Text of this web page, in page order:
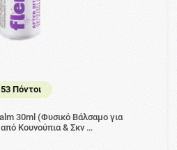
53 Πόντοι
30ml (Φυσικό Βάλσαμο για
Κουνούπια & Σκν …